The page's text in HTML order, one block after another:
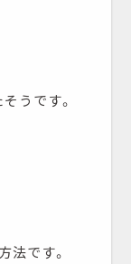
うです。
法です。